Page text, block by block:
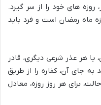
های خود را از سر گیرد.
ماه رمضان است و فرد باید
یا هر عذر شرعی دیگری، قادر
تواند به جای آن، کفاره را از طریق
برای هر روز روزه، معادل